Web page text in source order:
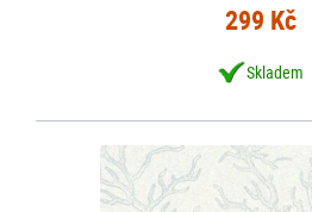
299 Kč
Skladem